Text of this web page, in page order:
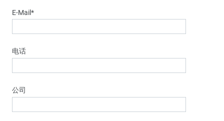
E-Mail*
电话
公司